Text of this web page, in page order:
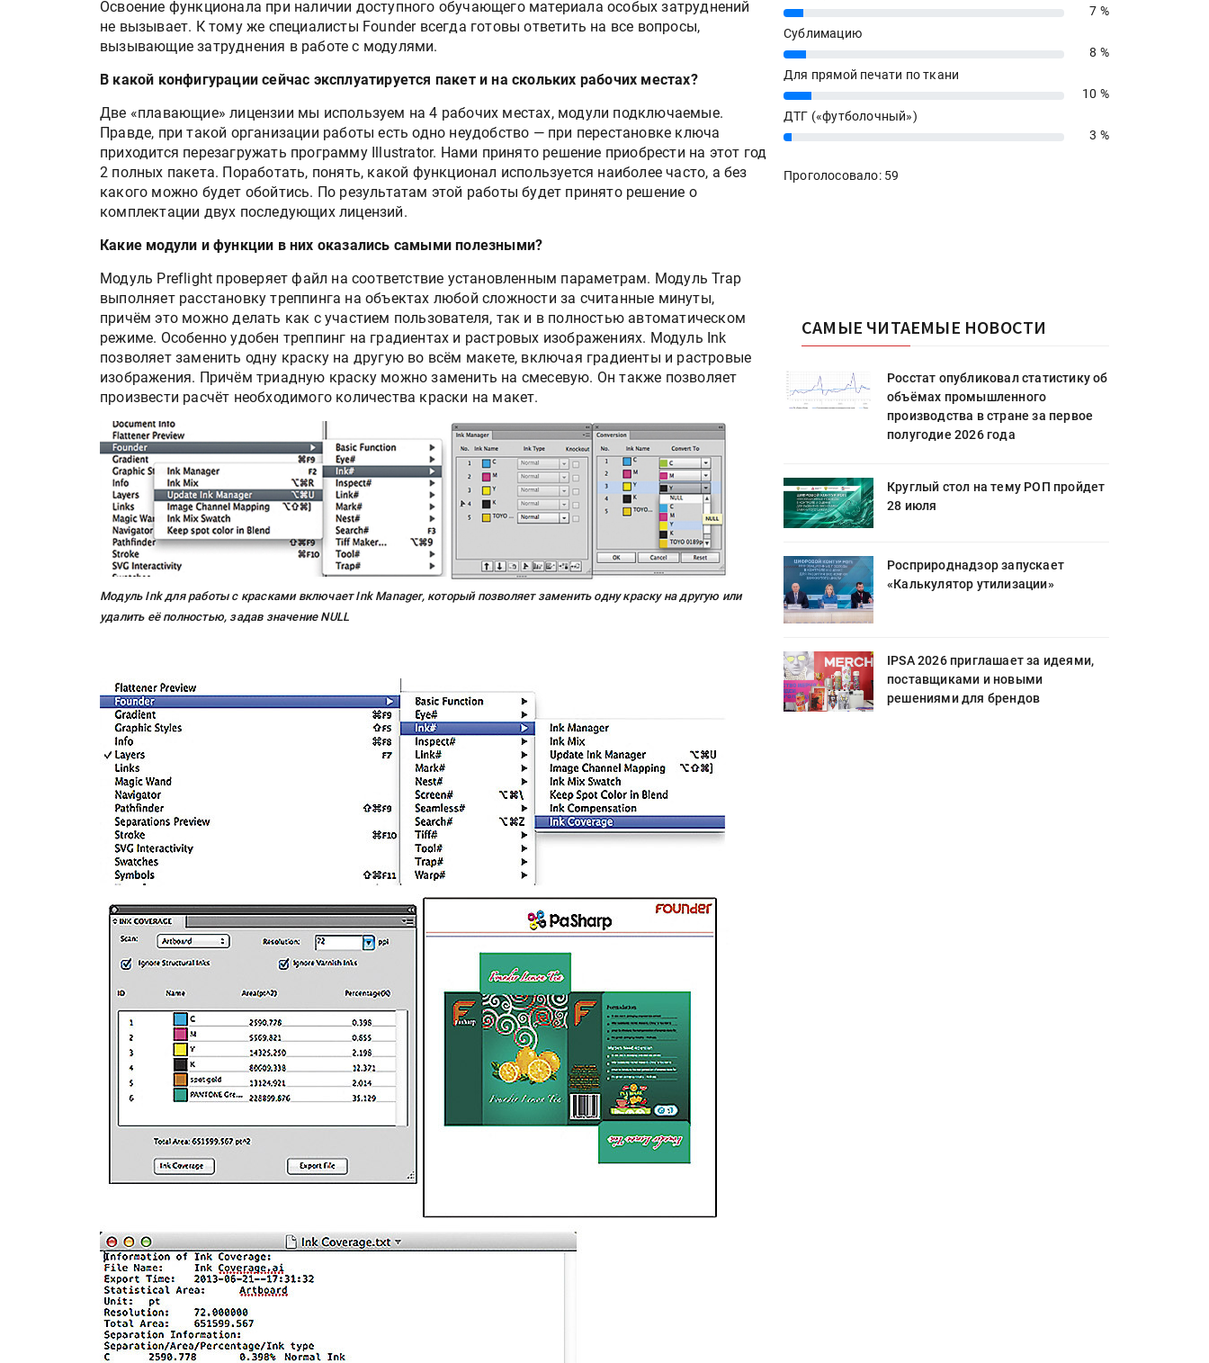
Освоение функционала при наличии доступного обучающего материала особых затруднений
не вызывает. К тому же специалисты Founder всегда готовы ответить на все вопросы,
вызывающие затруднения в работе с модулями.
В какой конфигурации сейчас эксплуатируется пакет и на скольких рабочих местах?
Две «плавающие» лицензии мы используем на 4 рабочих местах, модули подключаемые.
Правде, при такой организации работы есть одно неудобство — при перестановке ключа
приходится перезагружать программу Illustrator. Нами принято решение приобрести на этот год
2 полных пакета. Поработать, понять, какой функционал используется наиболее часто, а без
какого можно будет обойтись. По результатам этой работы будет принято решение о
комплектации двух последующих лицензий.
Какие модули и функции в них оказались самыми полезными?
Модуль Preflight проверяет файл на соответствие установленным параметрам. Модуль Trap
выполняет расстановку треппинга на объектах любой сложности за считанные минуты,
причём это можно делать как с участием пользователя, так и в полностью автоматическом
режиме. Особенно удобен треппинг на градиентах и растровых изображениях. Модуль Ink
позволяет заменить одну краску на другую во всём макете, включая градиенты и растровые
изображения. Причём триадную краску можно заменить на смесевую. Он также позволяет
произвести расчёт необходимого количества краски на макет.
Модуль Ink для работы с красками включает Ink Manager, который позволяет заменить одну краску на другую или
удалить её полностью, задав значение NULL
7%
7 %
Сублимацию
8%
8 %
Для прямой печати по ткани
10%
10 %
ДТГ («футболочный»)
3% 3 %
Проголосовало: 59
САМЫЕ ЧИТАЕМЫЕ НОВОСТИ
Росстат опубликовал статистику об
объёмах промышленного
Круглый стол на тему РОП пройдет
28 июля
Росприроднадзор запускает
решениями для брендов
Росстат опубликовал статистику об
полугодие 2026 года
Круглый стол на тему РОП пройдет
28 июля
Росприроднадзор запускает
«Калькулятор утилизации»
Росстат опубликовал статистику об
объёмах промышленного
производства в стране за первое
полугодие 2026 года
Круглый стол на тему РОП пройдет
28 июля
Росприроднадзор запускает
«Калькулятор утилизации»
IPSA 2026 приглашает за идеями,
поставщиками и новыми
решениями для брендов